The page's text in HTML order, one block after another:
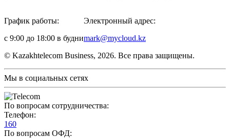
График работы:
с 9:00 до 18:00 в будни
Электронный адрес:
mark@mycloud.kz
© Kazakhtelecom Business, 2026. Все права защищены.
Мы в социальных сетях
По вопросам сотрудничества:
Телефон:
160
По вопросам ОФД: